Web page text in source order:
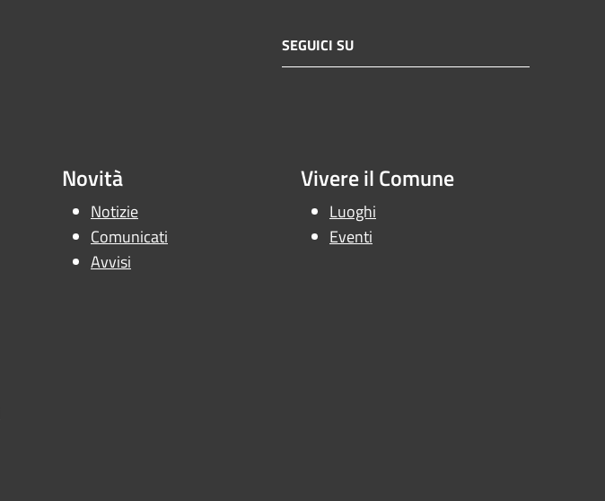
SEGUICI SU
Novità
Notizie
Comunicati
Avvisi
Vivere il Comune
Luoghi
Eventi